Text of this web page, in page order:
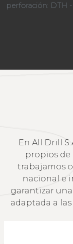
perforación: DTH
En All Drill
propios de
trabajamos
nacional e
garantizar una
adaptada a